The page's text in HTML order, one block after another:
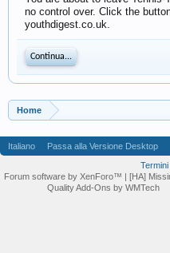
no control over. Click the
youthdigest.co.uk.
Continua...
Home
Italiano Passa alla Versione Desktop
Forum software by XenForo™ | [HA]
Quality Add-Ons by WMTech